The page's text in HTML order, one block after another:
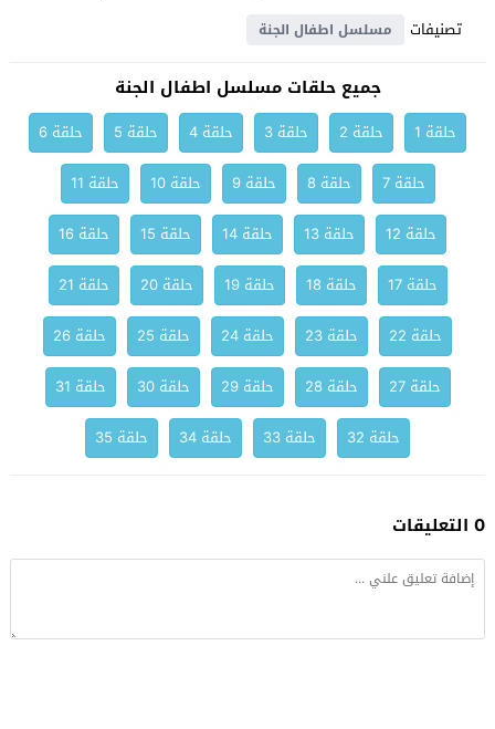
تصنيفات
مسلسل اطفال الجنة
جميع حلقات مسلسل اطفال الجنة
حلقة 1 حلقة 2 حلقة 3 حلقة 4 حلقة 5
حلقة 6
حلقة 7
حلقة 8 حلقة 9 حلقة 10
حلقة 11
حلقة 12
حلقة 13 حلقة 14 حلقة 15
حلقة 16
حلقة 17
حلقة 18 حلقة 19 حلقة 20
حلقة 21
حلقة 22
حلقة 23 حلقة 24 حلقة 25
حلقة 26
حلقة 27
حلقة 28 حلقة 29 حلقة 30
حلقة 31
حلقة 32
حلقة 33 حلقة 34 حلقة 35
0 التعليقات